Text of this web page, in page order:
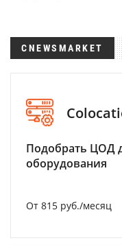
CNEWSMARKET
Подобрать ЦОД
оборудования
От 815 руб./месяц